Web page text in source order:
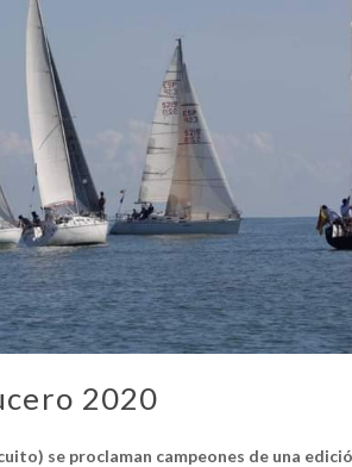
2020
se proclaman campeones de una